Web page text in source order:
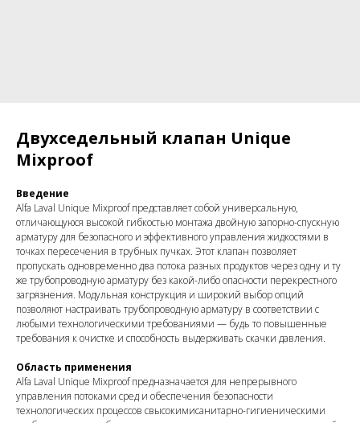
Двухседельный клапан Unique
Mixproof
Введение
Alfa Laval Unique Mixproof представляет собой универсальную,
отличающуюся высокой гибкостью монтажа двойную запорно-спускную
арматуру для безопасного и эффективного управления жидкостями в
точках пересечения в трубных пучках. Этот клапан позволяет
пропускать одновременно два потока разных продуктов через одну и ту
же трубопроводную арматуру без какой-либо опасности перекрестного
загрязнения. Модульная конструкция и широкий выбор опций
позволяют настраивать трубопроводную арматуру в соответствии с
любыми технологическими требованиями — будь то повышенные
требования к очистке и способность выдерживать скачки давления.
Область применения
Alfa Laval Unique Mixproof предназначается для непрерывного
управления потоками сред и обеспечения безопасности
технологических процессов свысокимисанитарно-гигиеническими